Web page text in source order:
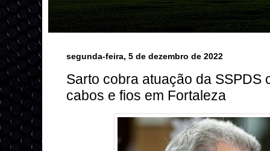
segunda-feira, 5 de dezembro de 2022
Sarto cobra atuação da SSPDS
cabos e fios em Fortaleza